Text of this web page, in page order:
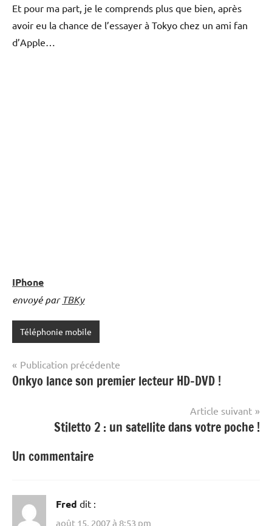
Et pour ma part, je le comprends plus que bien, après
avoir eu la chance de l’essayer à Tokyo chez un ami fan
d’Apple…
IPhone
envoyé parTBKy
Téléphonie mobile
Navigation
de
Publication précédente
Onkyo lance son premier lecteur HD-DVD !
Article suivant
Stiletto 2 : un satellite dans votre poche !
Un commentaire
Fred dit :
août 15, 2007 à 8:53 pm